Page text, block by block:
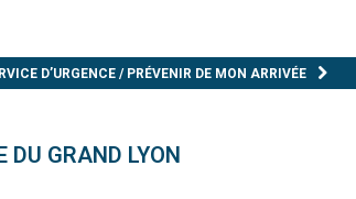
D’URGENCE / PRÉVENIR DE MON ARRIVÉE
DU GRAND LYON